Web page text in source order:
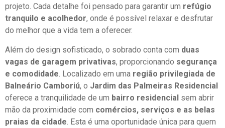
projeto. Cada detalhe foi pensado para garantir um refúgio
tranquilo e acolhedor, onde é possível relaxar e desfrutar
do melhor que a vida tem a oferecer.
Além do design sofisticado, o sobrado conta com duas
vagas de garagem privativas, proporcionando segurança
e comodidade . Localizado em uma região privilegiada de
Balneário Camboriú, o Jardim das Palmeiras Residencial
oferece a tranquilidade de um bairro residencial sem abrir
mão da proximidade com comércios, serviços e as belas
praias da cidade . Esta é uma oportunidade única para quem